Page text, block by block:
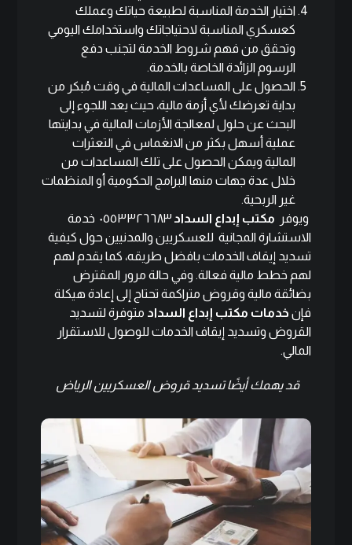
اختيار الخدمة المناسبة لطبيعة حياتك وعملك
كعسكري المناسبة لاحتياجاتك واستخدامك اليومي
وتحقق من فهم شروط الخدمة لتجنب دفع
الرسوم الزائدة الخاصة بالخدمة.
الحصول على المساعدات المالية في وقت مُبكر من
بداية تعرضك لأي أزمة مالية، حيث يعد اللجوء إلى
البحث عن حلول لمعالجة الأزمات المالية في بدايتها
عملية أسهل بكثر من الانغماس في التعثرات
المالية ويمكن الحصول على تلك المساعدات من
خلال عدة جهات منها البرامج الحكومية أو المنظمات
غير الربحية.
ويوفر مكتب إبداع السداد٠٥٥٣٣٢٦٦٨٣ خدمة
الاستشارة المجانية للعسكريين والمدنيين حول كيفية
تسديد إيقاف الخدمات بافضل طريقه، كما يقدم لهم
لهم خطط مالية فعالة. وفي حالة مرور المقترض
بضائقة مالية وقروض متراكمة تحتاج إلى إعادة هيكلة
فإن خدمات مكتب إبداع السداد متوفرة لتسديد
القروض وتسديد إيقاف الخدمات للوصول للاستقرار
المالي.
قد يهمك أيضًاتسديد قروض العسكريين الرياض